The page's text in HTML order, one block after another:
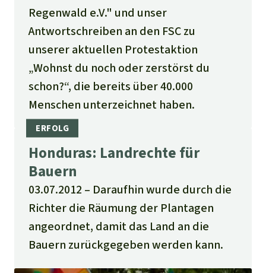
Regenwald e.V." und unser
Antwortschreiben an den FSC zu
unserer aktuellen Protestaktion
„Wohnst du noch oder zerstörst du
schon?“, die bereits über 40.000
Menschen unterzeichnet haben.
Honduras: Landrechte für
Bauern
03.07.2012
Daraufhin wurde durch die
Richter die Räumung der Plantagen
angeordnet, damit das Land an die
Bauern zurückgegeben werden kann.